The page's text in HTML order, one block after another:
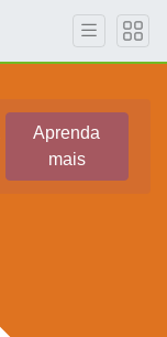
Aprenda
mais